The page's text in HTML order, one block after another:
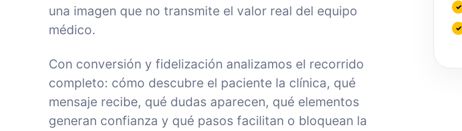
una imagen que no transmite el valor real del equipo
médico.
Con conversión y fidelización analizamos el recorrido
completo: cómo descubre el paciente la clínica, qué
mensaje recibe, qué dudas aparecen, qué elementos
generan confianza y qué pasos facilitan o bloquean la